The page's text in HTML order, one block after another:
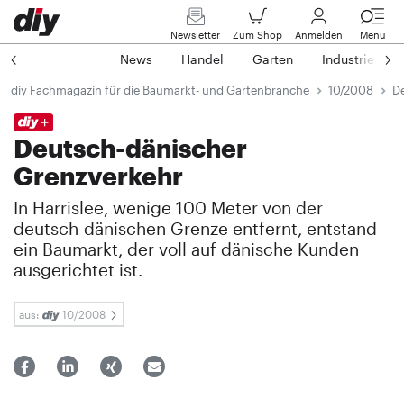
Newsletter Zum Shop Anmelden Menü
News Handel Garten Industrie
diy Fachmagazin für die Baumarkt- und Gartenbranche 10/2008
Deutsch-dänischer
Grenzverkehr
In Harrislee, wenige 100 Meter von der
deutsch-dänischen Grenze entfernt, entstand
ein Baumarkt, der voll auf dänische Kunden
ausgerichtet ist.
aus: 10/2008